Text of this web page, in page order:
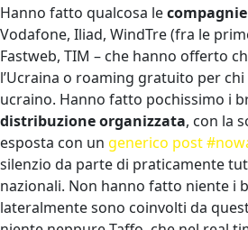
Hanno fatto qualcosa le
Vodafone, Iliad, WindTre (fra le
Fastweb, TIM – che hanno offerto
l’Ucraina o roaming gratuito per
ucraino. Hanno fatto pochissimo i
distribuzione organizzata, con la
esposta con un generico post
silenzio da parte di praticamente
nazionali. Non hanno fatto niente i
lateralmente sono coinvolti da